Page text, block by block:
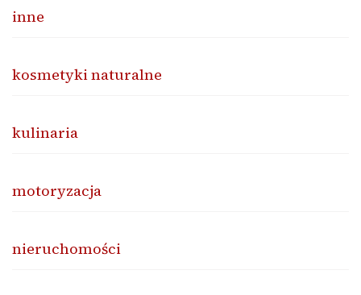
inne
kosmetyki naturalne
kulinaria
motoryzacja
nieruchomości